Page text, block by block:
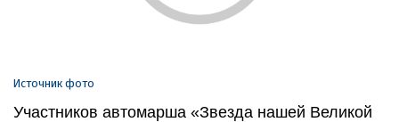
Источник фото
Участников автомарша «Звезда нашей Великой